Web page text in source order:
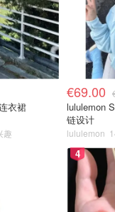
衣裙
趣
€69.00
lululemon
链设计
lululemon
4